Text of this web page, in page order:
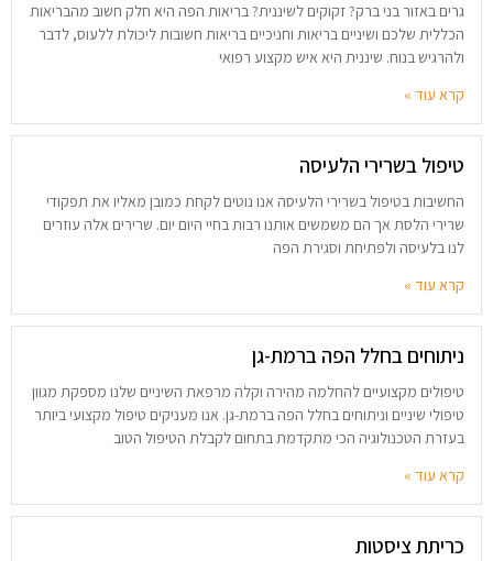
גרים באזור בני ברק? זקוקים לשיננית? בריאות הפה היא חלק חשוב מהבריאות
הכללית שלכם ושיניים בריאות וחניכיים בריאות חשובות ליכולת ללעוס, לדבר
ולהרגיש בנוח. שיננית היא איש מקצוע רפואי
קרא עוד »
טיפול בשרירי הלעיסה
החשיבות בטיפול בשרירי הלעיסה אנו נוטים לקחת כמובן מאליו את תפקודי
שרירי הלסת אך הם משמשים אותנו רבות בחיי היום יום. שרירים אלה עוזרים
לנו בלעיסה ולפתיחת וסגירת הפה
קרא עוד »
ניתוחים בחלל הפה ברמת-גן
טיפולים מקצועיים להחלמה מהירה וקלה מרפאת השיניים שלנו מספקת מגוון
טיפולי שיניים וניתוחים בחלל הפה ברמת-גן. אנו מעניקים טיפול מקצועי ביותר
בעזרת הטכנולוגיה הכי מתקדמת בתחום לקבלת הטיפול הטוב
קרא עוד »
כריתת ציסטות